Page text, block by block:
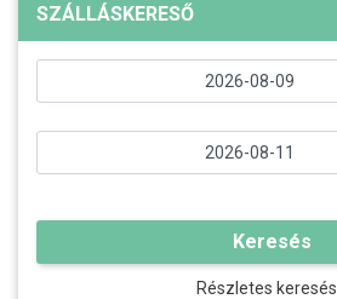
SZÁLLÁSKERESŐ
Keresés
Részletes keresés